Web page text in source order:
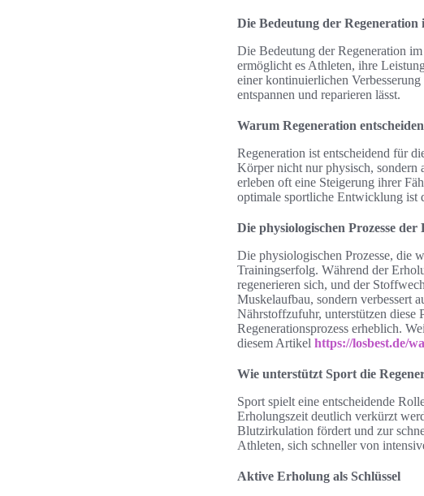
Die Bedeutung der Regeneration
Die Bedeutung der Regeneration
ermöglicht es Athleten, ihre
einer kontinuierlichen
entspannen und reparieren lässt.
Warum Regeneration
Regeneration ist entscheidend für
Körper nicht nur physisch, sondern
erleben oft eine Steigerung ihrer
optimale sportliche Entwicklung ist
Die physiologischen Prozesse
Die physiologischen Prozesse, die
Trainingserfolg. Während der
regenerieren sich, und der
Muskelaufbau, sondern verbessert
Nährstoffzufuhr, unterstützen diese
Regenerationsprozess erheblich.
diesem Artikel https://losbest.de/
Wie unterstützt Sport die
Sport spielt eine entscheidende
Erholungszeit deutlich verkürzt
Blutzirkulation fördert und zur
Athleten, sich schneller von
Aktive Erholung als Schlüssel